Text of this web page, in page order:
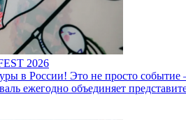
2026
в России! Это не просто
ежегодно объединяет